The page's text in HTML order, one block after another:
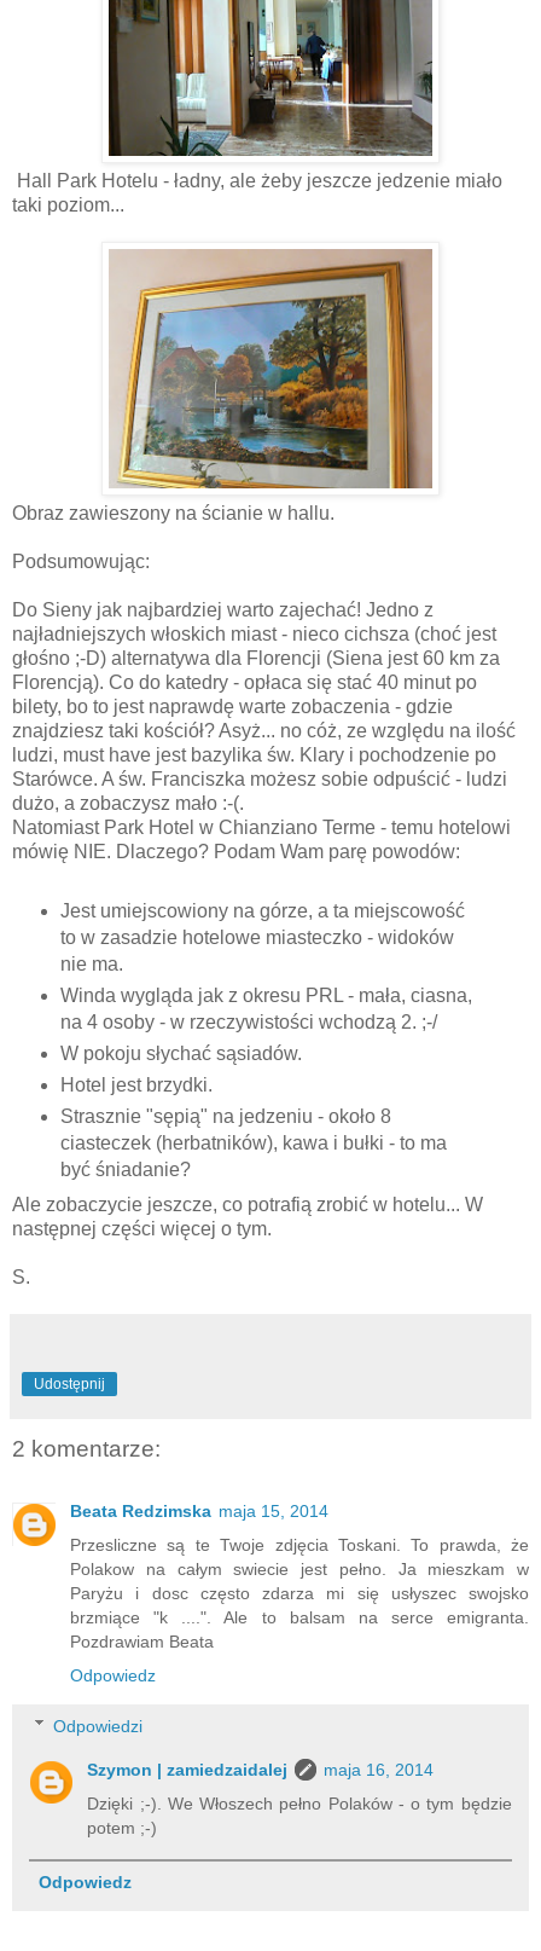
Hall Park Hotelu - ładny, ale żeby jeszcze jedzenie miało
taki poziom...
Obraz zawieszony na ścianie w hallu.
Podsumowując:
Do Sieny jak najbardziej warto zajechać! Jedno z
najładniejszych włoskich miast - nieco cichsza (choć jest
głośno ;-D) alternatywa dla Florencji (Siena jest 60 km za
Florencją). Co do katedry - opłaca się stać 40 minut po
bilety, bo to jest naprawdę warte zobaczenia - gdzie
znajdziesz taki kościół? Asyż... no cóż, ze względu na ilość
ludzi, must have jest bazylika św. Klary i pochodzenie po
Starówce. A św. Franciszka możesz sobie odpuścić - ludzi
dużo, a zobaczysz mało :-(.
Natomiast Park Hotel w Chianziano Terme - temu hotelowi
mówię NIE. Dlaczego? Podam Wam parę powodów:
Jest umiejscowiony na górze, a ta miejscowość
to w zasadzie hotelowe miasteczko - widoków
nie ma.
Winda wygląda jak z okresu PRL - mała, ciasna,
na 4 osoby - w rzeczywistości wchodzą 2. ;-/
W pokoju słychać sąsiadów.
Hotel jest brzydki.
Strasznie "sępią" na jedzeniu - około 8
ciasteczek (herbatników), kawa i bułki - to ma
być śniadanie?
Ale zobaczycie jeszcze, co potrafią zrobić w hotelu... W
następnej części więcej o tym.
S.
Udostępnij
2 komentarze:
Beata Redzimska maja 15, 2014
Przesliczne są te Twoje zdjęcia Toskani. To prawda, że
Polakow na całym swiecie jest pełno. Ja mieszkam w
Paryżu i dosc często zdarza mi się usłyszec swojsko
brzmiące "k ....". Ale to balsam na serce emigranta.
Pozdrawiam Beata
Odpowiedz
Odpowiedzi
Szymon | zamiedzaidalej
maja 16, 2014
Dzięki ;-). We Włoszech pełno Polaków - o tym będzie
potem ;-)
Odpowiedz